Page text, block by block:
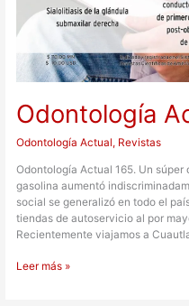
Odontología
Odontología Actual, Revistas
Odontología Actual 165. Un
gasolina aumentó
social se generalizó en todo el
tiendas de autoservicio al por
Recientemente viajamos a
Leer más »